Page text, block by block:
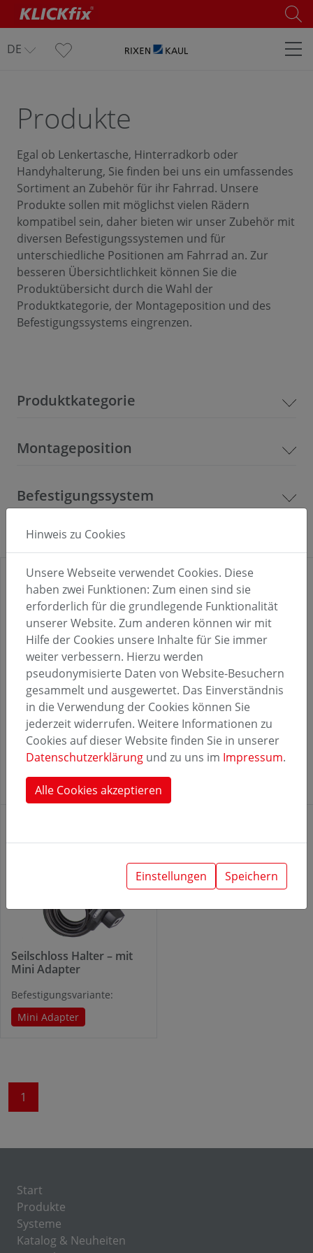
DE
Produkte
Egal ob Lenkertasche, Hinterradkorb oder
Handyhalterung, Sie finden bei uns ein umfassendes
Sortiment an Zubehör für ihr Fahrrad. Unsere
Produkte sollen mit möglichst vielen Rädern
kompatibel sein, daher bieten wir unser Zubehör mit
diversen Befestigungssystemen und für
unterschiedliche Positionen am Fahrrad an. Zur
besseren Übersichtlichkeit können Sie die
Produktübersicht durch die Wahl der
Produktkategorie, der Montageposition und des
Befestigungssystems eingrenzen.
Produktkategorie
Montageposition
Befestigungssystem
Bottleklick
Befestigungsvariante:
Mini Adapter
Bügelschloss Halter – am
Rahmen mit Twin
Adapter
Befestigungsvariante:
Seilschloss Halter – mit
Mini Adapter
Befestigungsvariante:
Mini Adapter
1
Start
Produkte
Systeme
Katalog & Neuheiten
Hinweis zu Cookies
Unsere Webseite verwendet Cookies. Diese
haben zwei Funktionen: Zum einen sind sie
erforderlich für die grundlegende Funktionalität
unserer Website. Zum anderen können wir mit
Hilfe der Cookies unsere Inhalte für Sie immer
weiter verbessern. Hierzu werden
pseudonymisierte Daten von Website-Besuchern
gesammelt und ausgewertet. Das Einverständnis
in die Verwendung der Cookies können Sie
jederzeit widerrufen. Weitere Informationen zu
Cookies auf dieser Website finden Sie in unserer
Datenschutzerklärung und zu uns im Impressum.
Alle Cookies akzeptieren
Einstellungen Speichern